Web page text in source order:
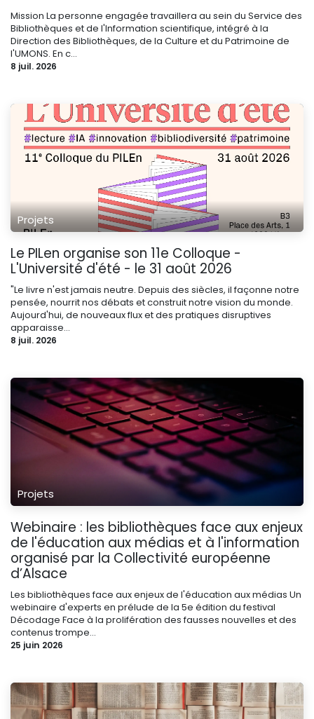
Mission La personne engagée travaillera au sein du Service des
Bibliothèques et de l'Information scientifique, intégré à la
Direction des Bibliothèques, de la Culture et du Patrimoine de
l'UMONS. En c...
8 juil. 2026
Projets
Le PILen organise son 11e Colloque -
L'Université d'été - le 31 août 2026
"Le livre n'est jamais neutre. Depuis des siècles, il façonne notre
pensée, nourrit nos débats et construit notre vision du monde.
Aujourd'hui, de nouveaux flux et des pratiques disruptives
apparaisse...
8 juil. 2026
Projets
Webinaire : les bibliothèques face aux enjeux
de l'éducation aux médias et à l'information
organisé par la Collectivité européenne
d’Alsace
Les bibliothèques face aux enjeux de l'éducation aux médias Un
webinaire d'experts en prélude de la 5e édition du festival
Décodage Face à la prolifération des fausses nouvelles et des
contenus trompe...
25 juin 2026